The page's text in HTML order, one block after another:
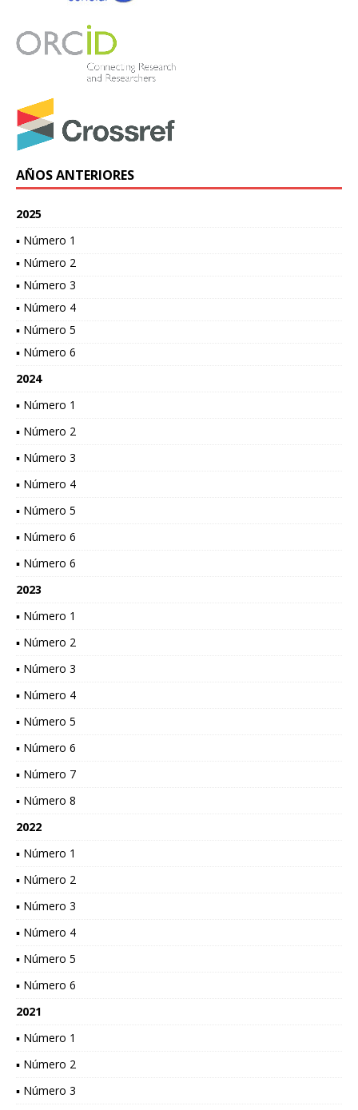
AÑOS ANTERIORES
2025
▪ Número 1
▪ Número 2
▪ Número 3
▪ Número 4
▪ Número 5
▪ Número 6
2024
▪ Número 1
▪ Número 2
▪ Número 3
▪ Número 4
▪ Número 5
▪ Número 6
▪ Número 6
2023
▪ Número 1
▪ Número 2
▪ Número 3
▪ Número 4
▪ Número 5
▪ Número 6
▪ Número 7
▪ Número 8
2022
▪ Número 1
▪ Número 2
▪ Número 3
▪ Número 4
▪ Número 5
▪ Número 6
2021
▪ Número 1
▪ Número 2
▪ Número 3